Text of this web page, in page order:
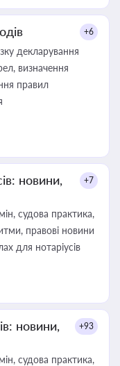
+6
декларування
визначення
правил
новини,
+7
судова практика,
правові новини
для нотаріусів
новини,
+93
судова практика,